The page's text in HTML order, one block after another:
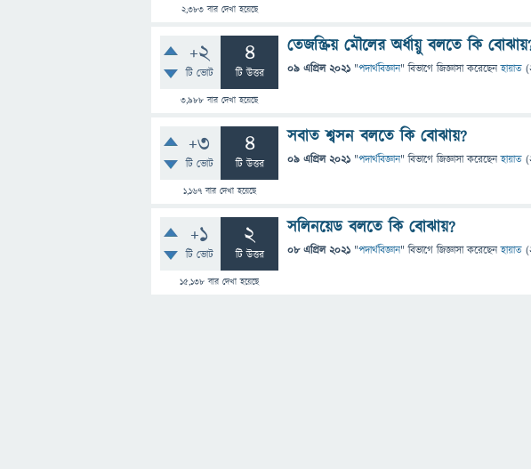
2,383বার দেখা হয়েছে
+2
টি ভোট
4
টি উত্তর
3,988 বার দেখা হয়েছে
তেজস্ক্রিয় মৌলের অর্ধায়ু বলতে কি
09 এপ্রিল 2021 "পদার্থবিজ্ঞান" বিভাগে জিজ্ঞাসাকরেছেনহায়াত (
+3
টি ভোট
4
টি উত্তর
1,167বার দেখা হয়েছে
সবাত শ্বসন বলতে কি বোঝায়?
09 এপ্রিল 2021 "পদার্থবিজ্ঞান" বিভাগে জিজ্ঞাসাকরেছেনহায়াত (
+1
টি ভোট
2
টি উত্তর
15,138 বার দেখা হয়েছে
সলিনয়েড বলতে কি বোঝায়?
08 এপ্রিল 2021 "পদার্থবিজ্ঞান" বিভাগে জিজ্ঞাসাকরেছেনহায়াত (